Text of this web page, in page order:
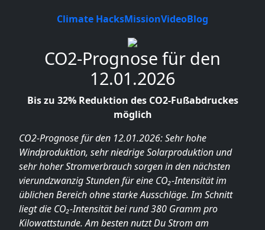
Climate HacksMissionVideoBlog
CO2-Prognose für den
12.01.2026
Bis zu 32% Reduktion des CO2-Fußabdruckes
möglich
CO2-Prognose für den 12.01.2026: Sehr hohe
Windproduktion, sehr niedrige Solarproduktion und
sehr hoher Stromverbrauch sorgen in den nächsten
vierundzwanzig Stunden für eine CO₂-Intensität im
üblichen Bereich ohne starke Ausschläge. Im Schnitt
liegt die CO₂-Intensität bei rund 380 Gramm pro
Kilowattstunde. Am besten nutzt Du Strom am